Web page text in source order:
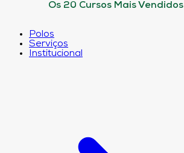
Os 20 Cursos Mais Vendidos
Polos
Serviços
Institucional